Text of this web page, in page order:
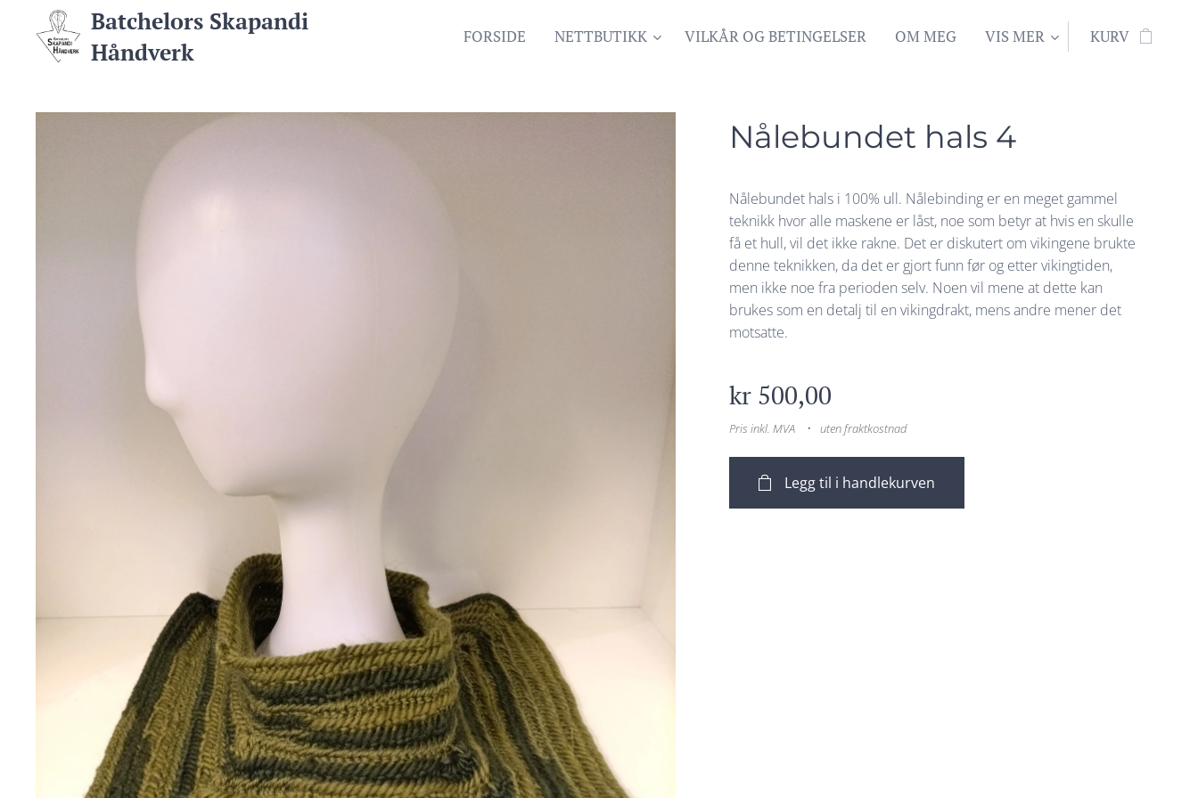
Batchelors Skapandi
Håndverk
FORSIDE NETTBUTIKK VILKÅR OG BETINGELSER OM MEG VIS MER KURV
Nålebundet hals 4
Nålebundet hals i 100% ull. Nålebinding er en meget gammel
teknikk hvor alle maskene er låst, noe som betyr at hvis en skulle
få et hull, vil det ikke rakne. Det er diskutert om vikingene brukte
denne teknikken, da det er gjort funn før og etter vikingtiden,
men ikke noe fra perioden selv. Noen vil mene at dette kan
brukes som en detalj til en vikingdrakt, mens andre mener det
motsatte.
kr 500,00
Pris inkl. MVA uten fraktkostnad
Legg til i handlekurven